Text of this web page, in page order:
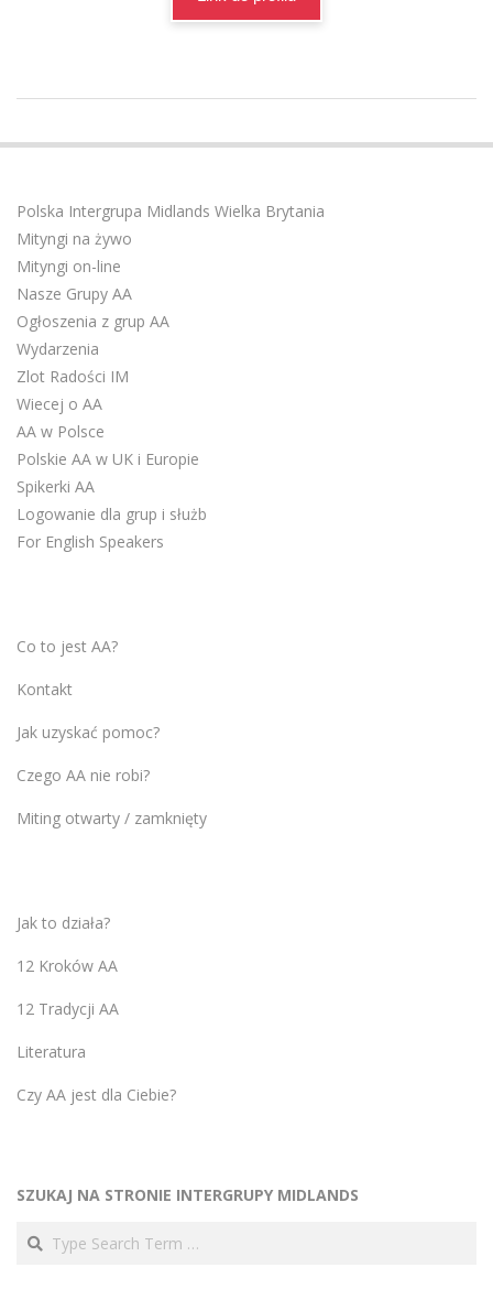
12-
Polska Intergrupa Midlands Wielka Brytania
Mityngi na żywo
Mityngi on-line
Nasze Grupy AA
Ogłoszenia z grup AA
Wydarzenia
Zlot Radości IM
Wiecej o AA
AA w Polsce
Polskie AA w UK i Europie
Spikerki AA
Logowanie dla grup i służb
For English Speakers
Co to jest AA?
Kontakt
Jak uzyskać pomoc?
Czego AA nie robi?
Miting otwarty / zamknięty
Jak to działa?
12 Kroków AA
12 Tradycji AA
Literatura
Czy AA jest dla Ciebie?
SZUKAJ NA STRONIE INTERGRUPY MIDLANDS
Search